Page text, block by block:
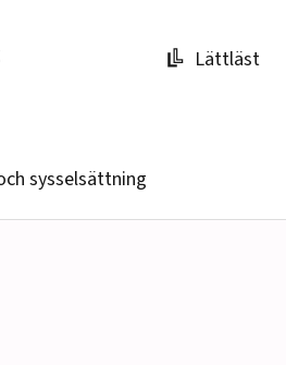
Lättläst
sysselsättning